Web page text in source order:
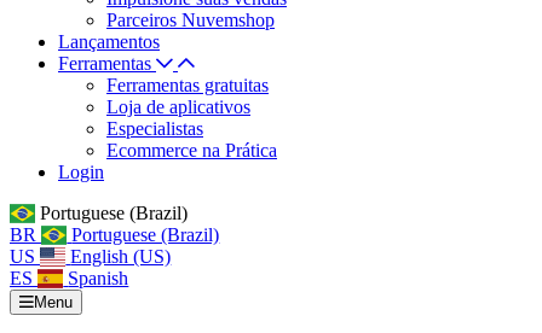
Parceiros Nuvemshop
Lançamentos
Ferramentas
Ferramentas gratuitas
Loja de aplicativos
Especialistas
Ecommerce na Prática
Login
Portuguese (Brazil)
BR
Portuguese (Brazil)
US
English (US)
ES
Spanish
Menu